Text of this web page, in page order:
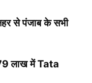
से पंजाब के सभी
लाख में Tata